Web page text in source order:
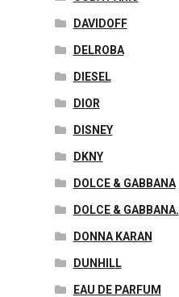
DAVIDOFF
DELROBA
DIESEL
DIOR
DISNEY
DKNY
DOLCE & GABBANA
DOLCE & GABBANA.
DONNA KARAN
DUNHILL
EAU DE PARFUM